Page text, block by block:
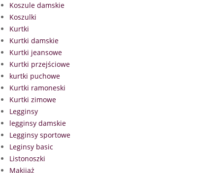
Koszule damskie
Koszulki
Kurtki
Kurtki damskie
Kurtki jeansowe
Kurtki przejściowe
kurtki puchowe
Kurtki ramoneski
Kurtki zimowe
Legginsy
legginsy damskie
Legginsy sportowe
Leginsy basic
Listonoszki
Makijaż